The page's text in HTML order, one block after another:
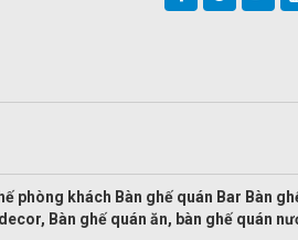
phòng khách Bàn ghế quán Bar Bàn
Bàn ghế quán ăn, bàn ghế quán